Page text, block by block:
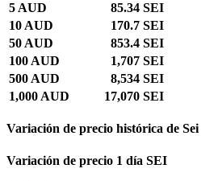
5 AUD
85.34 SEI
10 AUD
170.7 SEI
50 AUD
853.4 SEI
100 AUD
1,707 SEI
500 AUD
8,534 SEI
1,000 AUD
17,070 SEI
Variación de precio histórica de Sei
Variación de precio 1 día SEI